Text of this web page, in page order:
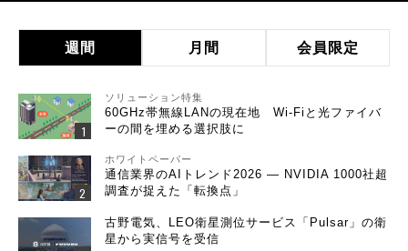
週間 月間 会員限定
ソリューション特集
60GHz帯無線LANの現在地 Wi-Fiと光ファイバ
ーの間を埋める選択肢に
ホワイトペーパー
通信業界のAIトレンド2026 ― NVIDIA 1000社超
調査が捉えた「転換点」
古野電気、LEO衛星測位サービス「Pulsar」の衛
星から実信号を受信